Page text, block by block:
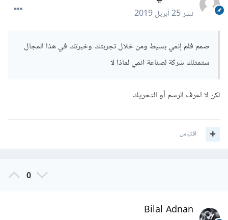
نشر25 أبريل 2019
صمم فلم إنمي بسيط ومن خلال تجربتك وخبرتك في هذا المجال
ستمتلك شركة لصناعة انمي لماذا لا
لكن لا اعرف الرسم أو التحريك
اقتباس
0
Bilal Adnan